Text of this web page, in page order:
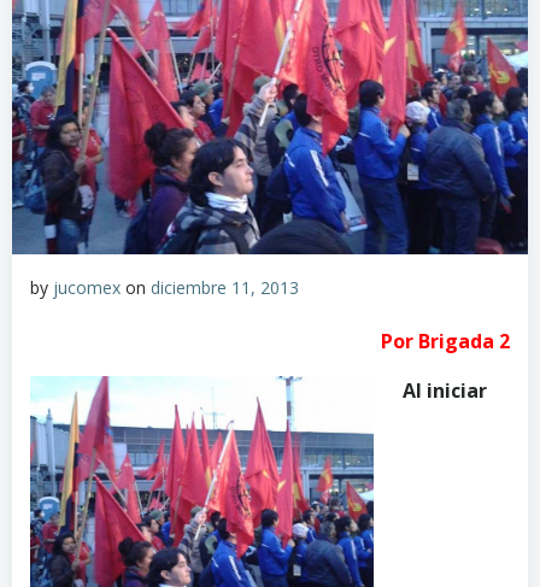
by jucomex on diciembre 11, 2013
Por Brigada 2
Al iniciar